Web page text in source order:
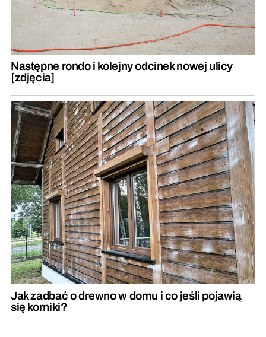
Następne rondo i kolejny odcinek nowej ulicy
[zdjęcia]
Jak zadbać o drewno w domu i co jeśli pojawią
się korniki?